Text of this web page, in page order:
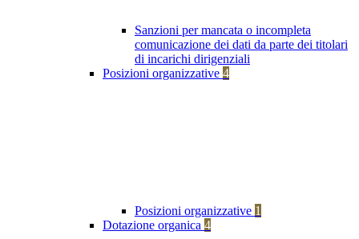
Sanzioni per mancata o incompleta
comunicazione dei dati da parte dei titolari
di incarichi dirigenziali
Posizioni organizzative 4
Posizioni organizzative 1
Dotazione organica 4